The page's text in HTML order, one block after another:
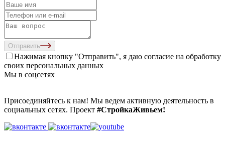
Отправить
Нажимая кнопку "Отправить", я даю согласие на обработку
своих персональных данных
Мы в соцсетях
Присоединяйтесь к нам! Мы ведем активную деятельность в
социальных сетях. Проект #СтройкаЖивьем!